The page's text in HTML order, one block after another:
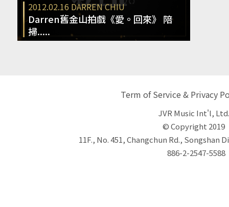
2012.02.16 DARREN CHIU
Darren舊金山拍戲《愛。回來》 陪
掃.....
Term of Service & Privacy
JVR Music Int'l, Ltd.
© Copyright 2019
11F., No. 451, Changchun Rd., Songshan
886-2-2547-5588